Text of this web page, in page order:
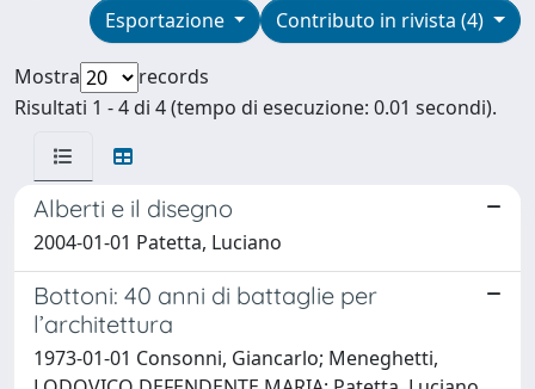
Contributo in rivista (4)
Esportazione
Mostra
records
Risultati 1 - 4 di 4 (tempo di esecuzione: 0.01 secondi).
Alberti e il disegno
2004-01-01 Patetta, Luciano
Bottoni: 40 anni di battaglie per
l’architettura
1973-01-01 Consonni, Giancarlo; Meneghetti,